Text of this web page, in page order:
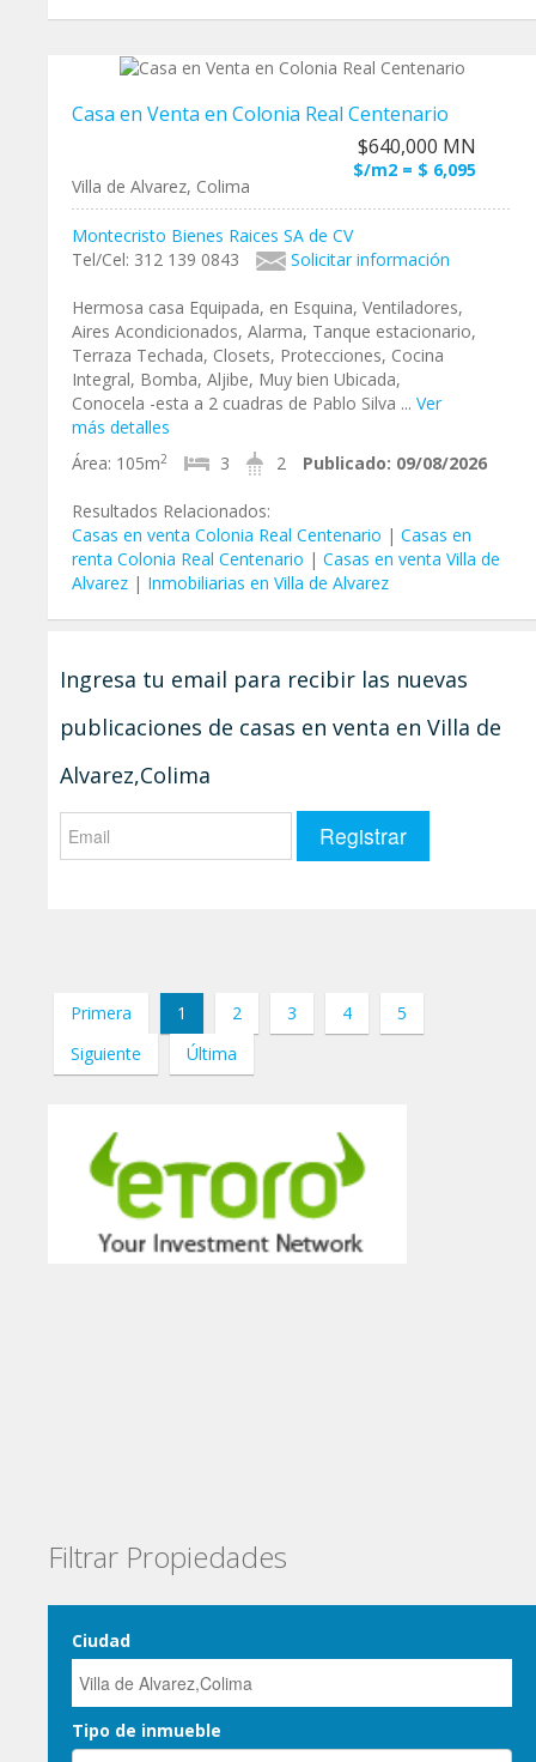
Casa en Venta en Colonia Real Centenario
$640,000 MN
$/m2 = $ 6,095
Villa de Alvarez, Colima
Montecristo Bienes Raices SA de CV
Tel/Cel: 312 139 0843
Solicitar información
Hermosa casa Equipada, en Esquina, Ventiladores,
Aires Acondicionados, Alarma, Tanque estacionario,
Terraza Techada, Closets, Protecciones, Cocina
Integral, Bomba, Aljibe, Muy bien Ubicada,
Conocela -esta a 2 cuadras de Pablo Silva ... Ver
más detalles
Área: 105m2 3 2 Publicado: 09/08/2026
Resultados Relacionados:
Casas en venta Colonia Real Centenario | Casas en
renta Colonia Real Centenario | Casas en venta Villa de
Alvarez | Inmobiliarias en Villa de Alvarez
Ingresa tu email para recibir las nuevas
publicaciones de casas en venta en Villa de
Alvarez,Colima
Primera 1 2 3 4
5
Siguiente
Última
Filtrar Propiedades
Ciudad
Tipo de inmueble